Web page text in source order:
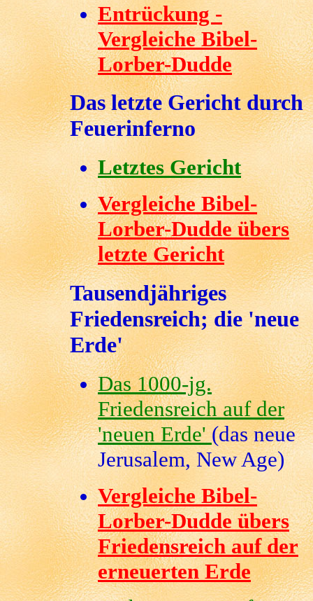
Entrückung -
Vergleiche Bibel-
Lorber-Dudde
Das letzte Gericht durch
Feuerinferno
Letztes Gericht
Vergleiche Bibel-
Lorber-Dudde übers
letzte Gericht
Tausendjähriges
Friedensreich; die 'neue
Erde'
Das 1000-jg.
Friedensreich auf der
'neuen Erde'(das neue
Jerusalem, New Age)
Vergleiche Bibel-
Lorber-Dudde übers
Friedensreich auf der
erneuerten Erde